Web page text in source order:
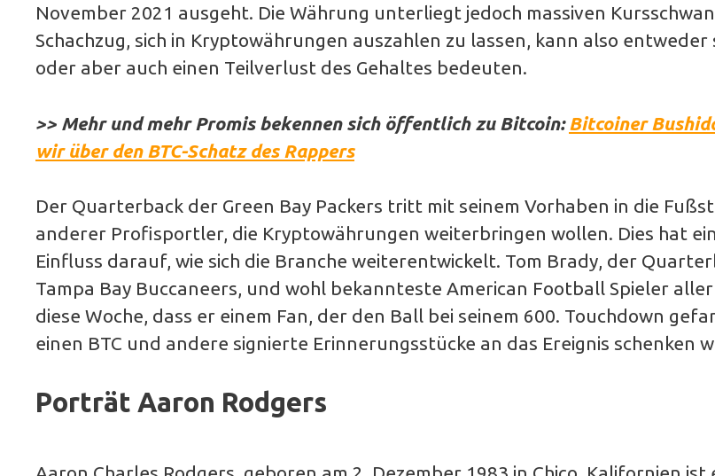
November 2021 ausgeht. Die Währung unterliegt jedoch massiven
Schachzug, sich in Kryptowährungen auszahlen zu lassen, kann also entweder
oder aber auch einen Teilverlust des Gehaltes bedeuten.
>> Mehr und mehr Promis bekennen sich öffentlich zu Bitcoin:Bitcoiner
wir über den BTC-Schatz des Rappers
Der Quarterback der Green Bay Packers tritt mit seinem Vorhaben in die
anderer Profisportler, die Kryptowährungen weiterbringen wollen. Dies hat
Einfluss darauf, wie sich die Branche weiterentwickelt. Tom Brady, der
Tampa Bay Buccaneers, und wohl bekannteste American Football Spieler
diese Woche, dass er einem Fan, der den Ball bei seinem 600. Touchdown
einen BTC und andere signierte Erinnerungsstücke an das Ereignis schenken
Porträt Aaron Rodgers